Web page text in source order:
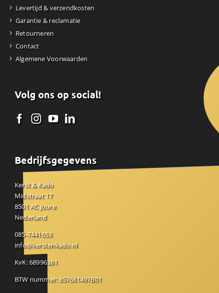
Levertijd & verzendkosten
Garantie & reclamatie
Retourneren
Contact
Algemene Voorwaarden
Volg ons op social!
Bedrijfsgegevens
Kerst & Kado
Midstraat 17
8501 AC Joure
Nederland
085-7441653
info@kerstenkado.nl
KvK: 68996381
BTW nummer: 857681497B01